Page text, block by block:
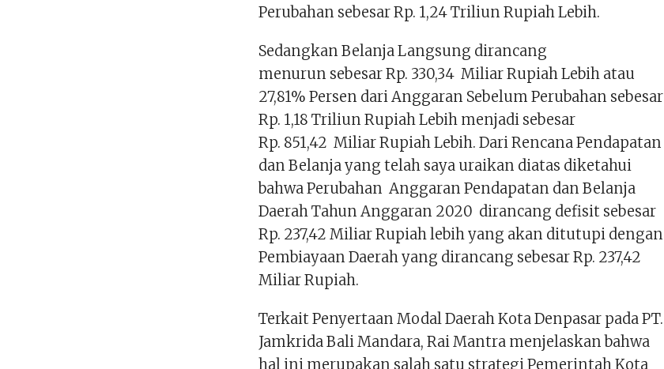
Perubahan sebesar Rp. 1,24 Triliun Rupiah Lebih.
Sedangkan Belanja Langsung dirancang
menurun sebesar Rp. 330,34 Miliar Rupiah Lebih atau
27,81% Persen dari Anggaran Sebelum Perubahan sebesar
Rp. 1,18 Triliun Rupiah Lebih menjadi sebesar
Rp. 851,42 Miliar Rupiah Lebih. Dari Rencana Pendapatan
dan Belanja yang telah saya uraikan diatas diketahui
bahwa Perubahan Anggaran Pendapatan dan Belanja
Daerah Tahun Anggaran 2020 dirancang defisit sebesar
Rp. 237,42 Miliar Rupiah lebih yang akan ditutupi dengan
Pembiayaan Daerah yang dirancang sebesar Rp. 237,42
Miliar Rupiah.
Terkait Penyertaan Modal Daerah Kota Denpasar pada PT.
Jamkrida Bali Mandara, Rai Mantra menjelaskan bahwa
hal ini merupakan salah satu strategi Pemerintah Kota